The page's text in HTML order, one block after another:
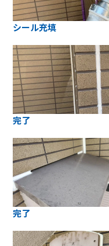
シール充填
完了
完了